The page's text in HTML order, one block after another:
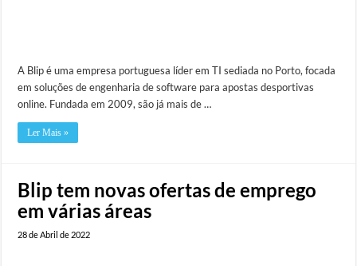
A Blip é uma empresa portuguesa líder em TI sediada no Porto, focada
em soluções de engenharia de software para apostas desportivas
online. Fundada em 2009, são já mais de …
Ler Mais »
Blip tem novas ofertas de emprego
em várias áreas
28 de Abril de 2022